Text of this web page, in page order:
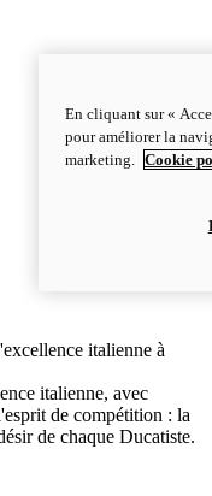
italienne à
italienne, avec
de compétition : la
de chaque Ducatiste.
En cliquant sur «
pour améliorer la
marketing.
Cookie